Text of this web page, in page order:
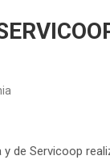
y de Servicoop